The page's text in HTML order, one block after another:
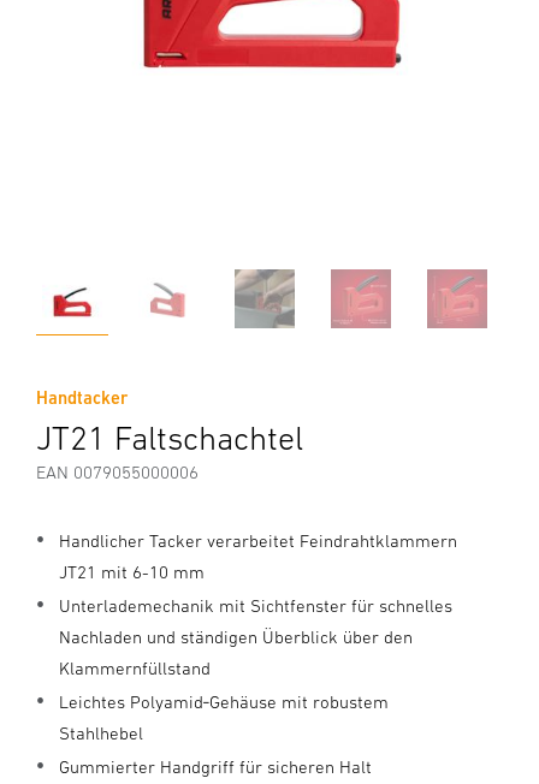
Handtacker
JT21 Faltschachtel
EAN 0079055000006
Handlicher Tacker verarbeitet Feindrahtklammern
JT21 mit 6-10 mm
Unterlademechanik mit Sichtfenster für schnelles
Nachladen und ständigen Überblick über den
Klammernfüllstand
Leichtes Polyamid‑Gehäuse mit robustem
Stahlhebel
Gummierter Handgriff für sicheren Halt